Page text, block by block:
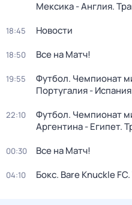
Мексика - Англия.
18:45 Новости
18:50 Все на Матч!
19:55
Футбол. Чемпионат
Португалия -
22:10
Футбол. Чемпионат
Аргентина - Египет.
00:30 Все на Матч!
04:10 Бокс. Bare Knuckle